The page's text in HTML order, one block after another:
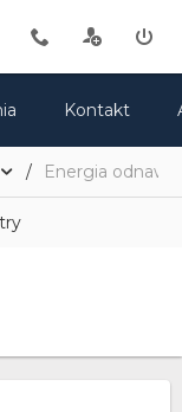
Kontakt
Energia